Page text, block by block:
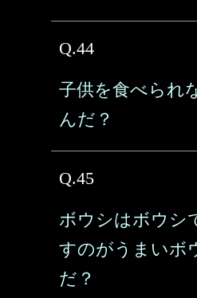
Q.44
子供を食べられ
んだ？
Q.45
ボウシはボウシ
すのがうまいボ
だ？